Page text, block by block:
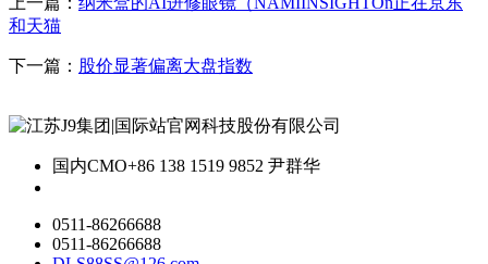
和天猫
下一篇： 股价显著偏离大盘指数
国内CMO+86 138 1519 9852 尹群华
0511-86266688
0511-86266688